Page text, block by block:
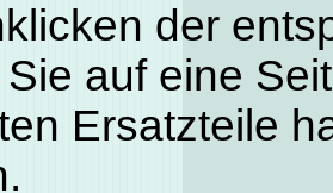
der
auf eine
Ersatzteile